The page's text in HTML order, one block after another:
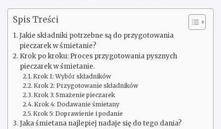
Spis Treści
Jakie składniki potrzebne są do przygotowania
pieczarek w śmietanie?
Krok po kroku: Proces przygotowania pysznych
pieczarek w śmietanie.
Krok 1: Wybór składników
Krok 2: Przygotowanie składników
Krok 3: Smażenie pieczarek
Krok 4: Dodawanie śmietany
Krok 5: Doprawienie i podanie
Jaka śmietana najlepiej nadaje się do tego dania?